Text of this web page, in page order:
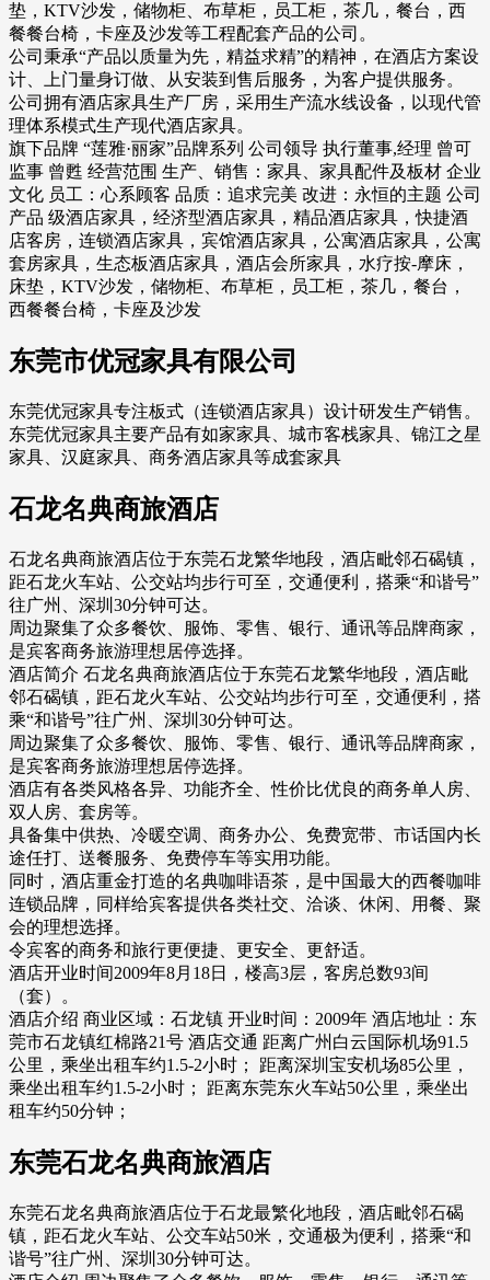
垫，KTV沙发，储物柜、布草柜，员工柜，茶几，餐台，西
餐餐台椅，卡座及沙发等工程配套产品的公司。
公司秉承“产品以质量为先，精益求精”的精神，在酒店方案设
计、上门量身订做、从安装到售后服务，为客户提供服务。
公司拥有酒店家具生产厂房，采用生产流水线设备，以现代管
理体系模式生产现代酒店家具。
旗下品牌 “莲雅·丽家”品牌系列 公司领导 执行董事,经理 曾可
监事 曾甦 经营范围 生产、销售：家具、家具配件及板材 企业
文化 员工：心系顾客 品质：追求完美 改进：永恒的主题 公司
产品 级酒店家具，经济型酒店家具，精品酒店家具，快捷酒
店客房，连锁酒店家具，宾馆酒店家具，公寓酒店家具，公寓
套房家具，生态板酒店家具，酒店会所家具，水疗按-摩床，
床垫，KTV沙发，储物柜、布草柜，员工柜，茶几，餐台，
西餐餐台椅，卡座及沙发
东莞市优冠家具有限公司
东莞优冠家具专注板式（连锁酒店家具）设计研发生产销售。
东莞优冠家具主要产品有如家家具、城市客栈家具、锦江之星
家具、汉庭家具、商务酒店家具等成套家具
石龙名典商旅酒店
石龙名典商旅酒店位于东莞石龙繁华地段，酒店毗邻石碣镇，
距石龙火车站、公交站均步行可至，交通便利，搭乘“和谐号”
往广州、深圳30分钟可达。
周边聚集了众多餐饮、服饰、零售、银行、通讯等品牌商家，
是宾客商务旅游理想居停选择。
酒店简介 石龙名典商旅酒店位于东莞石龙繁华地段，酒店毗
邻石碣镇，距石龙火车站、公交站均步行可至，交通便利，搭
乘“和谐号”往广州、深圳30分钟可达。
周边聚集了众多餐饮、服饰、零售、银行、通讯等品牌商家，
是宾客商务旅游理想居停选择。
酒店有各类风格各异、功能齐全、性价比优良的商务单人房、
双人房、套房等。
具备集中供热、冷暖空调、商务办公、免费宽带、市话国内长
途任打、送餐服务、免费停车等实用功能。
同时，酒店重金打造的名典咖啡语茶，是中国最大的西餐咖啡
连锁品牌，同样给宾客提供各类社交、洽谈、休闲、用餐、聚
会的理想选择。
令宾客的商务和旅行更便捷、更安全、更舒适。
酒店开业时间2009年8月18日，楼高3层，客房总数93间
（套）。
酒店介绍 商业区域：石龙镇 开业时间：2009年 酒店地址：东
莞市石龙镇红棉路21号 酒店交通 距离广州白云国际机场91.5
公里，乘坐出租车约1.5-2小时； 距离深圳宝安机场85公里，
乘坐出租车约1.5-2小时； 距离东莞东火车站50公里，乘坐出
租车约50分钟；
东莞石龙名典商旅酒店
东莞石龙名典商旅酒店位于石龙最繁化地段，酒店毗邻石碣
镇，距石龙火车站、公交车站50米，交通极为便利，搭乘“和
谐号”往广州、深圳30分钟可达。